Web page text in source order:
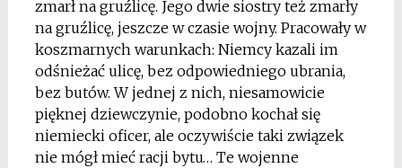
zmarł na gruźlicę. Jego dwie siostry też zmarły
na gruźlicę, jeszcze w czasie wojny. Pracowały w
koszmarnych warunkach: Niemcy kazali im
odśnieżać ulicę, bez odpowiedniego ubrania,
bez butów. W jednej z nich, niesamowicie
pięknej dziewczynie, podobno kochał się
niemiecki oficer, ale oczywiście taki związek
nie mógł mieć racji bytu… Te wojenne